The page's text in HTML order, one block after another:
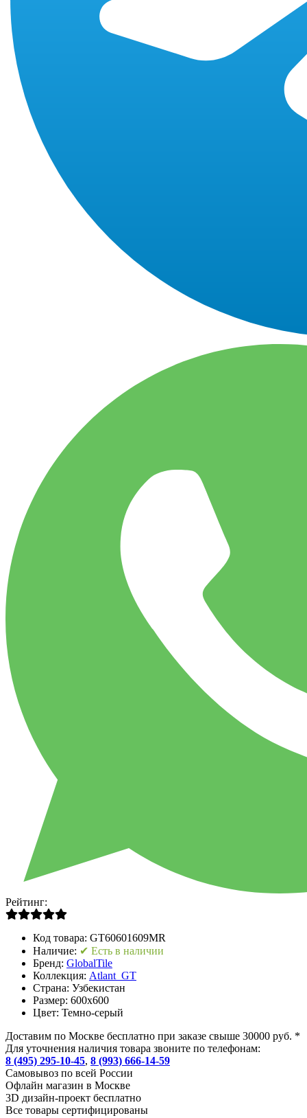
Рейтинг:
Код товара: GT60601609MR
Наличие: ✔ Есть в наличии
Бренд: GlobalTile
Коллекция: Atlant_GT
Страна: Узбекистан
Размер: 600x600
Цвет: Темно-серый
Доставим по Москве бесплатно при заказе свыше 30000 руб. *
Для уточнения наличия товара звоните по телефонам:
8 (495) 295-10-45, 8 (993) 666-14-59
Cамовывоз по всей России
Офлайн магазин в Москве
3D дизайн-проект бесплатно
Все товары сертифицированы